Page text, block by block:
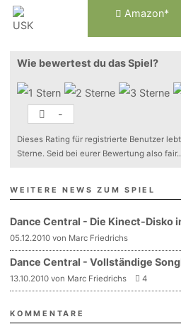
Amazon*
Wie bewertest du das Spiel?
-
Dieses Rating für registrierte Benutzer
Sterne. Seid bei eurer Bewertung also fair
WEITERE NEWS ZUM SPIEL
Dance Central - Die Kinect-Disko
05.12.2010 von Marc Friedrichs
Dance Central - Vollständige
13.10.2010 von Marc Friedrichs 4
KOMMENTARE